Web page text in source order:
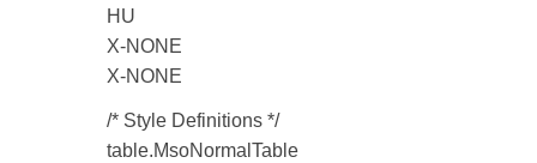
HU
X-NONE
X-NONE
/* Style Definitions */
table.MsoNormalTable